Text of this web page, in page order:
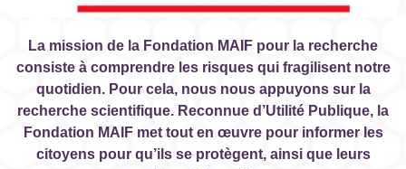
La mission de la Fondation MAIF pour la recherche
consiste à comprendre les risques qui fragilisent notre
quotidien. Pour cela, nous nous appuyons sur la
recherche scientifique. Reconnue d’Utilité Publique, la
Fondation MAIF met tout en œuvre pour informer les
citoyens pour qu’ils se protègent, ainsi que leurs